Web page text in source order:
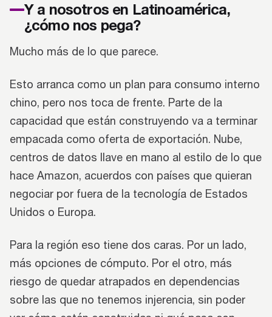
Y a nosotros en Latinoamérica,
¿cómo nos pega?
Mucho más de lo que parece.
Esto arranca como un plan para consumo interno
chino, pero nos toca de frente. Parte de la
capacidad que están construyendo va a terminar
empacada como oferta de exportación. Nube,
centros de datos llave en mano al estilo de lo que
hace Amazon, acuerdos con países que quieran
negociar por fuera de la tecnología de Estados
Unidos o Europa.
Para la región eso tiene dos caras. Por un lado,
más opciones de cómputo. Por el otro, más
riesgo de quedar atrapados en dependencias
sobre las que no tenemos injerencia, sin poder